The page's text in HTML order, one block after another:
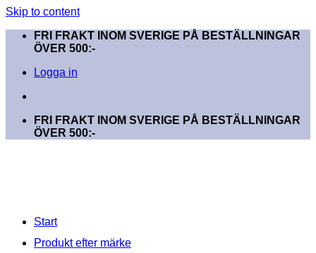
Skip to content
FRI FRAKT INOM SVERIGE PÅ BESTÄLLNINGAR
ÖVER 500:-
Logga in
FRI FRAKT INOM SVERIGE PÅ BESTÄLLNINGAR
ÖVER 500:-
Start
Produkt efter märke